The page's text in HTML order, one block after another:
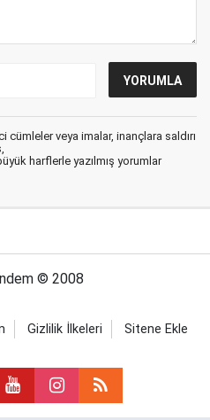
cümleler veya imalar, inançlara saldırı
harflerle yazılmış yorumlar
© 2008
Gizlilik İlkeleri Sitene Ekle